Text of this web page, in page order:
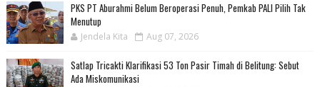
PKS PT Aburahmi Belum Beroperasi Penuh, Pemkab PALI Pilih Tak
Menutup
Jendela Kita Aug 07, 2026
Satlap Tricakti Klarifikasi 53 Ton Pasir Timah di Belitung: Sebut
Ada Miskomunikasi